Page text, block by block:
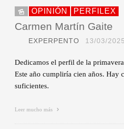
OPINIÓN PERFILEX
Carmen Martín Gaite
EXPERPENTO 13/03/2025
Dedicamos el perfil de la
Este año cumpliría cien años. Hay
suficientes.
Leer mucho más